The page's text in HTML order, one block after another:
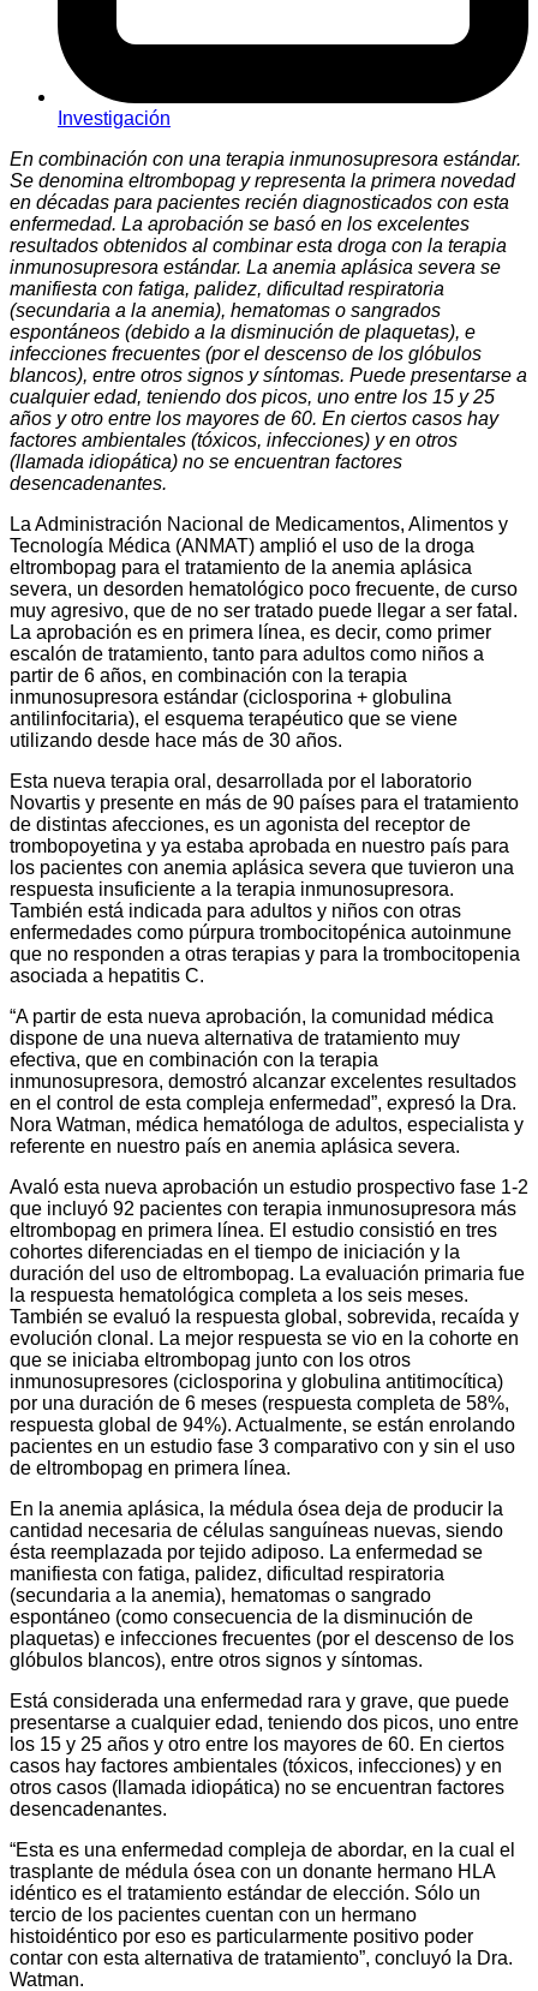
Investigación
En combinación con una terapia inmunosupresora estándar.
Se denomina eltrombopag y representa la primera novedad
en décadas para pacientes recién diagnosticados con esta
enfermedad. La aprobación se basó en los excelentes
resultados obtenidos al combinar esta droga con la terapia
inmunosupresora estándar. La anemia aplásica severa se
manifiesta con fatiga, palidez, dificultad respiratoria
(secundaria a la anemia), hematomas o sangrados
espontáneos (debido a la disminución de plaquetas), e
infecciones frecuentes (por el descenso de los glóbulos
blancos), entre otros signos y síntomas. Puede presentarse a
cualquier edad, teniendo dos picos, uno entre los 15 y 25
años y otro entre los mayores de 60. En ciertos casos hay
factores ambientales (tóxicos, infecciones) y en otros
(llamada idiopática) no se encuentran factores
desencadenantes.
La Administración Nacional de Medicamentos, Alimentos y
Tecnología Médica (ANMAT) amplió el uso de la droga
eltrombopag para el tratamiento de la anemia aplásica
severa, un desorden hematológico poco frecuente, de curso
muy agresivo, que de no ser tratado puede llegar a ser fatal.
La aprobación es en primera línea, es decir, como primer
escalón de tratamiento, tanto para adultos como niños a
partir de 6 años, en combinación con la terapia
inmunosupresora estándar (ciclosporina + globulina
antilinfocitaria), el esquema terapéutico que se viene
utilizando desde hace más de 30 años.
Esta nueva terapia oral, desarrollada por el laboratorio
Novartis y presente en más de 90 países para el tratamiento
de distintas afecciones, es un agonista del receptor de
trombopoyetina y ya estaba aprobada en nuestro país para
los pacientes con anemia aplásica severa que tuvieron una
respuesta insuficiente a la terapia inmunosupresora.
También está indicada para adultos y niños con otras
enfermedades como púrpura trombocitopénica autoinmune
que no responden a otras terapias y para la trombocitopenia
asociada a hepatitis C.
“A partir de esta nueva aprobación, la comunidad médica
dispone de una nueva alternativa de tratamiento muy
efectiva, que en combinación con la terapia
inmunosupresora, demostró alcanzar excelentes resultados
en el control de esta compleja enfermedad”, expresó la Dra.
Nora Watman, médica hematóloga de adultos, especialista y
referente en nuestro país en anemia aplásica severa.
Avaló esta nueva aprobación un estudio prospectivo fase 1-2
que incluyó 92 pacientes con terapia inmunosupresora más
eltrombopag en primera línea. El estudio consistió en tres
cohortes diferenciadas en el tiempo de iniciación y la
duración del uso de eltrombopag. La evaluación primaria fue
la respuesta hematológica completa a los seis meses.
También se evaluó la respuesta global, sobrevida, recaída y
evolución clonal. La mejor respuesta se vio en la cohorte en
que se iniciaba eltrombopag junto con los otros
inmunosupresores (ciclosporina y globulina antitimocítica)
por una duración de 6 meses (respuesta completa de 58%,
respuesta global de 94%). Actualmente, se están enrolando
pacientes en un estudio fase 3 comparativo con y sin el uso
de eltrombopag en primera línea.
En la anemia aplásica, la médula ósea deja de producir la
cantidad necesaria de células sanguíneas nuevas, siendo
ésta reemplazada por tejido adiposo. La enfermedad se
manifiesta con fatiga, palidez, dificultad respiratoria
(secundaria a la anemia), hematomas o sangrado
espontáneo (como consecuencia de la disminución de
plaquetas) e infecciones frecuentes (por el descenso de los
glóbulos blancos), entre otros signos y síntomas.
Está considerada una enfermedad rara y grave, que puede
presentarse a cualquier edad, teniendo dos picos, uno entre
los 15 y 25 años y otro entre los mayores de 60. En ciertos
casos hay factores ambientales (tóxicos, infecciones) y en
otros casos (llamada idiopática) no se encuentran factores
desencadenantes.
“Esta es una enfermedad compleja de abordar, en la cual el
trasplante de médula ósea con un donante hermano HLA
idéntico es el tratamiento estándar de elección. Sólo un
tercio de los pacientes cuentan con un hermano
histoidéntico por eso es particularmente positivo poder
contar con esta alternativa de tratamiento”, concluyó la Dra.
Watman.